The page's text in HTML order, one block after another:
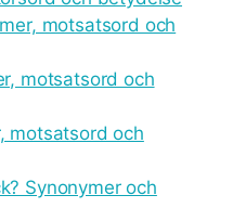
motsatsord och
motsatsord och
motsatsord och
Synonymer och